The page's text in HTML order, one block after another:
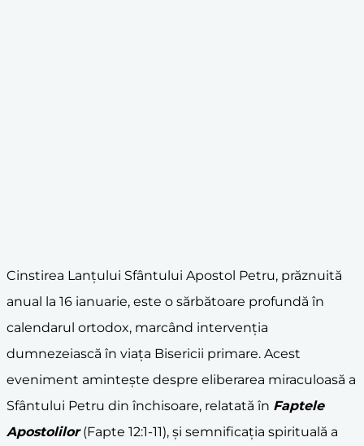
Cinstirea Lanțului Sfântului Apostol Petru, prăznuită
anual la 16 ianuarie, este o sărbătoare profundă în
calendarul ortodox, marcând intervenția
dumnezeiască în viața Bisericii primare. Acest
eveniment amintește despre eliberarea miraculoasă a
Sfântului Petru din închisoare, relatată în Faptele
Apostolilor(Fapte 12:1-11), și semnificația spirituală a